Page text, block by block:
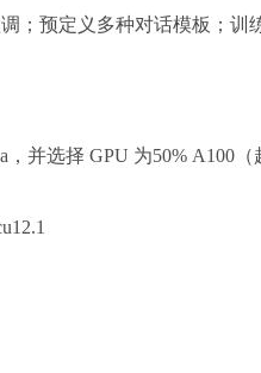
；预定义多种对话模板；
，并选择 GPU 为50% A100（